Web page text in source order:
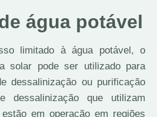
água potável
limitado à água potável, o
solar pode ser utilizado para
dessalinização ou purificação
dessalinização que utilizam
em operação em regiões